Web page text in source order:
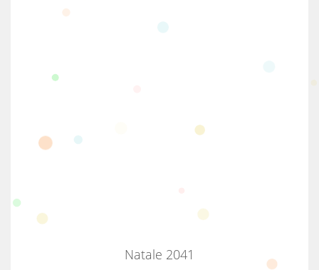
Natale 2041